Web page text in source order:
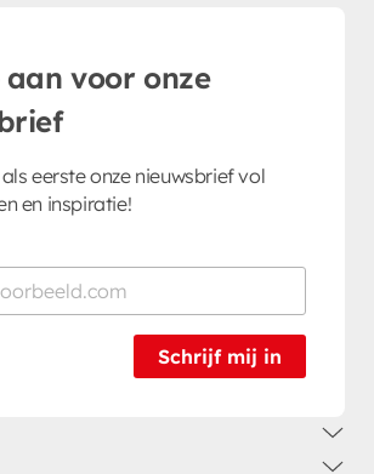
aan voor onze
eerste onze nieuwsbrief vol
en inspiratie!
Schrijf mij in